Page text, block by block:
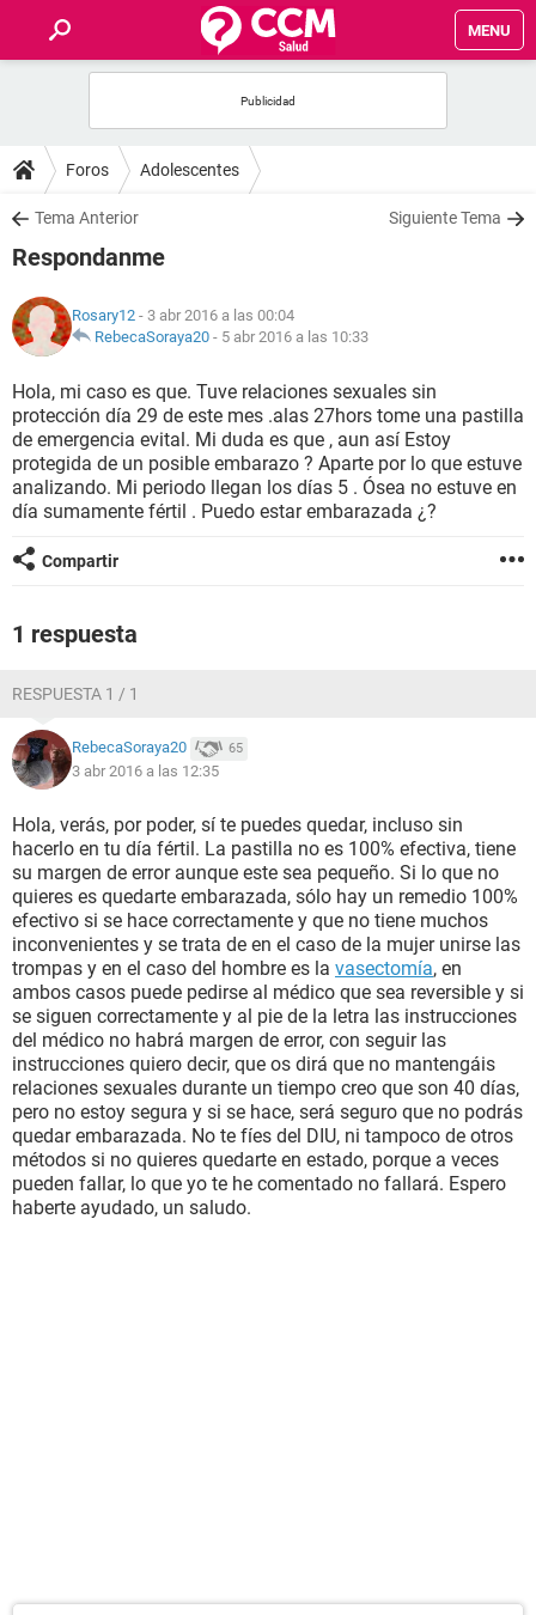
MENU
FOROS
SALUD
FAMILIA
NUTRICIÓN
BIENESTAR
SEXUALIDAD
GLOSARIO
Foros Adolescentes
Tema Anterior Siguiente Tema
Respondanme
Rosary12 - 3 abr 2016 a las 00:04
RebecaSoraya20 - 5 abr 2016 a las 10:33
Hola, mi caso es que. Tuve relaciones sexuales sin
protección día 29 de este mes .alas 27hors tome una pastilla
de emergencia evital. Mi duda es que , aun así Estoy
protegida de un posible embarazo ? Aparte por lo que estuve
analizando. Mi periodo llegan los días 5 . Ósea no estuve en
día sumamente fértil . Puedo estar embarazada ¿?
Compartir
1 respuesta
RESPUESTA 1 / 1
RebecaSoraya20 65
3 abr 2016 a las 12:35
Hola, verás, por poder, sí te puedes quedar, incluso sin
hacerlo en tu día fértil. La pastilla no es 100% efectiva, tiene
su margen de error aunque este sea pequeño. Si lo que no
quieres es quedarte embarazada, sólo hay un remedio 100%
efectivo si se hace correctamente y que no tiene muchos
inconvenientes y se trata de en el caso de la mujer unirse las
trompas y en el caso del hombre es la vasectomía, en
ambos casos puede pedirse al médico que sea reversible y si
se siguen correctamente y al pie de la letra las instrucciones
del médico no habrá margen de error, con seguir las
instrucciones quiero decir, que os dirá que no mantengáis
relaciones sexuales durante un tiempo creo que son 40 días,
pero no estoy segura y si se hace, será seguro que no podrás
quedar embarazada. No te fíes del DIU, ni tampoco de otros
métodos si no quieres quedarte en estado, porque a veces
pueden fallar, lo que yo te he comentado no fallará. Espero
haberte ayudado, un saludo.